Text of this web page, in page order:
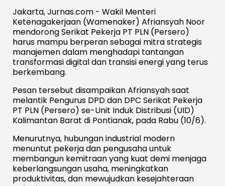
Jakarta, Jurnas.com - Wakil Menteri
Ketenagakerjaan (Wamenaker) Afriansyah Noor
mendorong Serikat Pekerja PT PLN (Persero)
harus mampu berperan sebagai mitra strategis
manajemen dalam menghadapi tantangan
transformasi digital dan transisi energi yang terus
berkembang.
Pesan tersebut disampaikan Afriansyah saat
melantik Pengurus DPD dan DPC Serikat Pekerja
PT PLN (Persero) se-Unit Induk Distribusi (UID)
Kalimantan Barat di Pontianak, pada Rabu (10/6).
Menurutnya, hubungan industrial modern
menuntut pekerja dan pengusaha untuk
membangun kemitraan yang kuat demi menjaga
keberlangsungan usaha, meningkatkan
produktivitas, dan mewujudkan kesejahteraan